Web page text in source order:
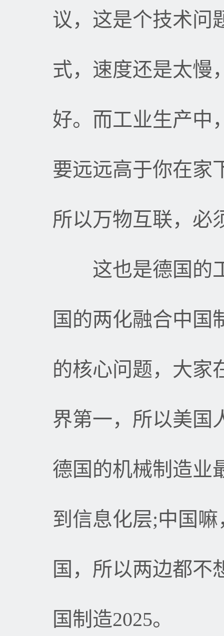
议，这是个技术问
式，速度还是太慢
好。而工业生产中
要远远高于你在家
所以万物互联，必
这也是德国的
国的两化融合中国
的核心问题，大家
界第一，所以美国
德国的机械制造业
到信息化层;中国
国，所以两边都不
国制造2025。